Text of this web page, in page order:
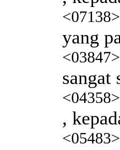
<07138>
yang
<03847>
sangat
<04358>
,
<05483>